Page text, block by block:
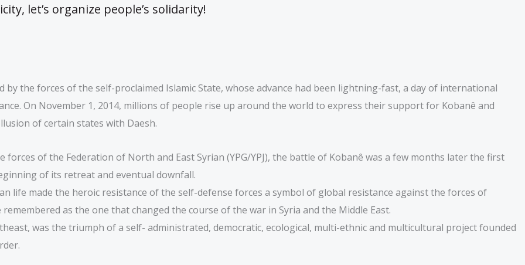
let’s organize people’s solidarity!
by the forces of the self-proclaimed Islamic State, whose advance had been lightning-fast, a day of international
On November 1, 2014, millions of people rise up around the world to express their support for Kobanê and
of certain states with Daesh.
of the Federation of North and East Syrian (YPG/YPJ), the battle of Kobanê was a few months later the first
of its retreat and eventual downfall.
life made the heroic resistance of the self-defense forces a symbol of global resistance against the forces of
as the one that changed the course of the war in Syria and the Middle East.
was the triumph of a self- administrated, democratic, ecological, multi-ethnic and multicultural project founded